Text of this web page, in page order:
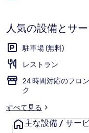
す
人気の設備とサ
駐車場 (無料)
レストラン
24 時間対応のフロ
ク
すべて見る
主な設備 / サー